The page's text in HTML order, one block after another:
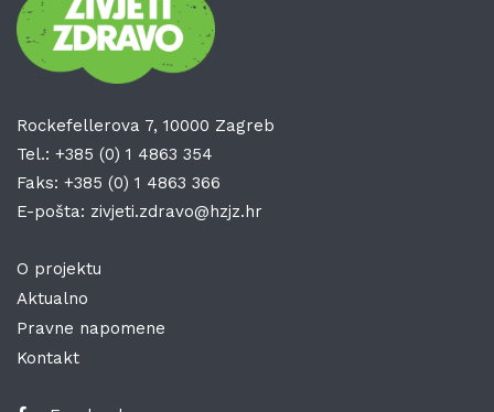
Rockefellerova 7, 10000 Zagreb
Tel.: +385 (0) 1 4863 354
Faks: +385 (0) 1 4863 366
E-pošta: zivjeti.zdravo@hzjz.hr
O projektu
Aktualno
Pravne napomene
Kontakt